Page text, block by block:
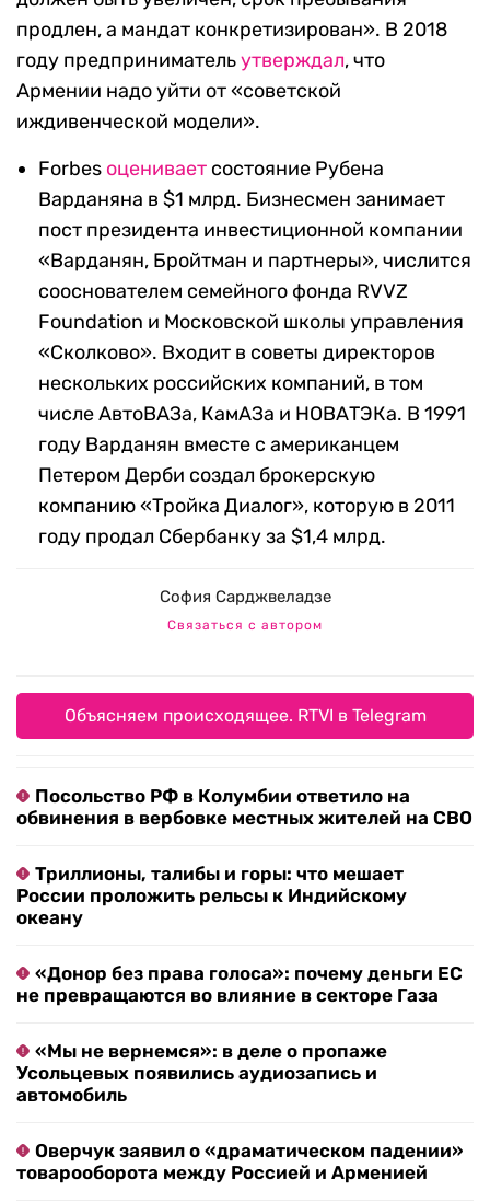
продлен, а мандат конкретизирован». В 2018
году предпринимательутверждал, что
Армении надо уйти от «советской
иждивенческой модели».
Forbes оценивает состояние Рубена
Варданяна в $1 млрд. Бизнесмен занимает
пост президента инвестиционной компании
«Варданян, Бройтман и партнеры», числится
сооснователем семейного фонда RVVZ
Foundation и Московской школы управления
«Сколково». Входит в советы директоров
нескольких российских компаний, в том
числе АвтоВАЗа, КамАЗа и НОВАТЭКа. В 1991
году Варданян вместе с американцем
Петером Дерби создал брокерскую
компанию «Тройка Диалог», которую в 2011
году продал Сбербанку за $1,4 млрд.
София Сарджвеладзе
Связаться с автором
Объясняем происходящее. RTVI в Telegram
Посольство РФ в Колумбии ответило на
обвинения в вербовке местных жителей на СВО
Триллионы, талибы и горы: что мешает
России проложить рельсы к Индийскому
океану
«Донор без права голоса»: почему деньги ЕС
не превращаются во влияние в секторе Газа
«Мы не вернемся»: в деле о пропаже
Усольцевых появились аудиозапись и
автомобиль
Оверчук заявил о «драматическом падении»
товарооборота между Россией и Арменией